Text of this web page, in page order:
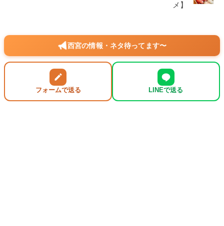
メ】
西宮の情報・ネタ待ってます〜
フォームで送る LINEで送る